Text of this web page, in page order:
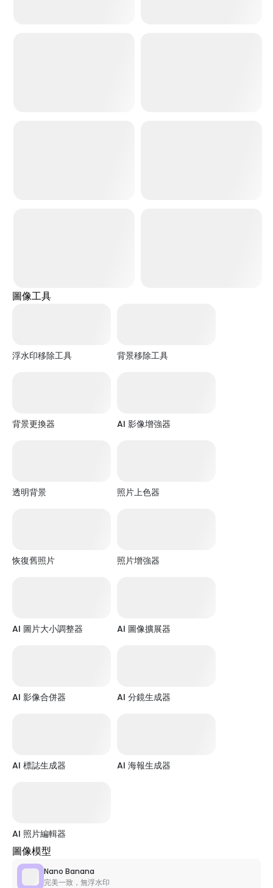
X Chibi 個人檔案
圖像工具
浮水印移除工具 背景移除工具
背景更換器 AI 影像增強器
透明背景 照片上色器
恢復舊照片 照片增強器
AI 圖片大小調整器 AI 圖像擴展器
AI 影像合併器 AI 分鏡生成器
AI 標誌生成器 AI 海報生成器
AI 照片編輯器
圖像模型
Nano Banana
完美一致，無浮水印